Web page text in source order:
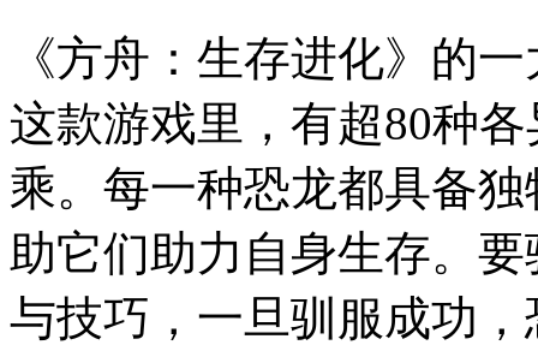
《方舟：生存进化》的
这款游戏里，有超80种
乘。每一种恐龙都具备
助它们助力自身生存。
与技巧，一旦驯服成功